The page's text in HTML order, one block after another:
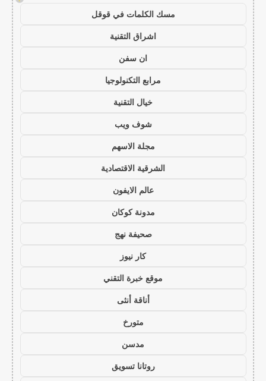
مسك الكلمات في قوقل
اشراق التقنية
ان سفن
مرابع التكنولوجيا
خيال التقنية
شوف ويب
مجلة الاسهم
الشرقية الاقتصادية
عالم الايفون
مدونة كوكان
صحيفة نهج
كار نيوز
موقع خبرة التقني
أناقة أنثى
متورخ
مدسن
روتانا تسويق